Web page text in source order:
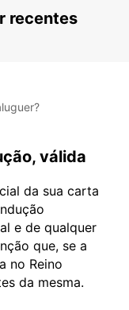
recentes
válida
da sua carta
e de qualquer
que, se a
no Reino
da mesma.